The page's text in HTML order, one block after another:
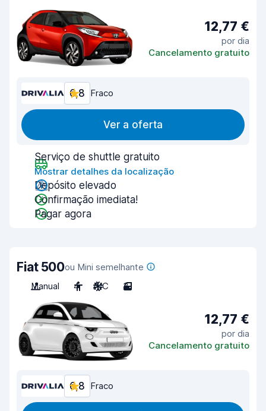
12,77 €
por dia
Cancelamento gratuito
6,8 Fraco
Ver a oferta
Serviço de shuttle gratuito
Mostrar detalhes da localização
Depósito elevado
Confirmação imediata!
Pagar agora
Fiat 500ou Mini semelhante
Manual
4 A/C 3
12,77 €
por dia
Cancelamento gratuito
6,8 Fraco